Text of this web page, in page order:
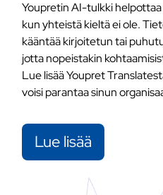
Youpretin AI-tulkki helpottaa
kun yhteistä kieltä ei ole.
kääntää kirjoitetun tai
jotta nopeistakin
Lue lisää Youpret
voisi parantaa sinun
Lue lisää